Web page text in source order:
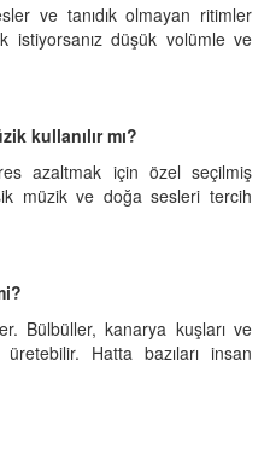
ve tanıdık olmayan ritimler
istiyorsanız düşük volümle ve
kullanılır mı?
azaltmak için özel seçilmiş
müzik ve doğa sesleri tercih
Bülbüller, kanarya kuşları ve
Hatta bazıları insan